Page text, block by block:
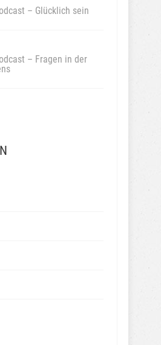
– Glücklich sein
– Fragen in der